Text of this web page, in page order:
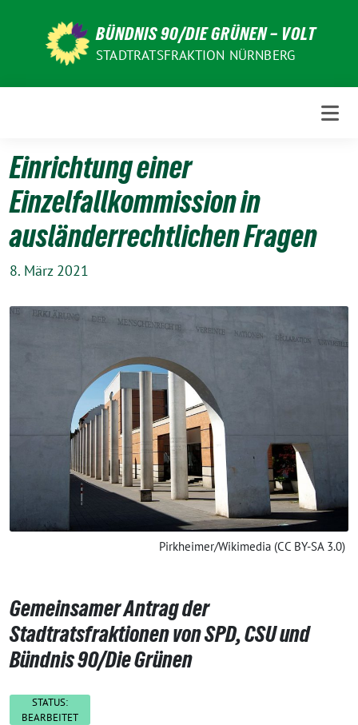
BÜNDNIS 90/DIE GRÜNEN – VOLT
STADTRATSFRAKTION NÜRNBERG
Einrichtung einer
Einzelfallkommission in
ausländerrechtlichen Fragen
8. März 2021
Pirkheimer/Wikimedia (CC BY-SA 3.0)
Gemeinsamer Antrag der
Stadtratsfraktionen von SPD, CSU und
Bündnis 90/Die Grünen
STATUS:
BEARBEITET